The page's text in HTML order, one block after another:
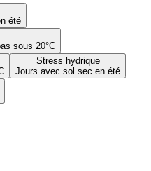
été
sous 20°C
Stress hydrique
Jours avec sol sec en été